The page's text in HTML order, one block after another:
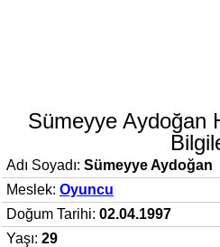
Sümeyye Aydoğan
Adı Soyadı: Sümeyye Aydoğan
Meslek: Oyuncu
Doğum Tarihi: 02.04.1997
Yaşı: 29